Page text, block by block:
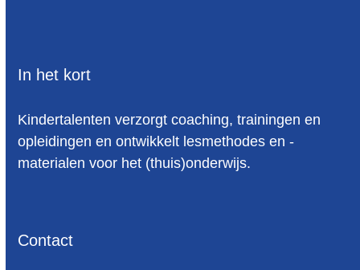
In het kort
Kindertalenten verzorgt coaching, trainingen en
opleidingen en ontwikkelt lesmethodes en -
materialen voor het (thuis)onderwijs.
Contact